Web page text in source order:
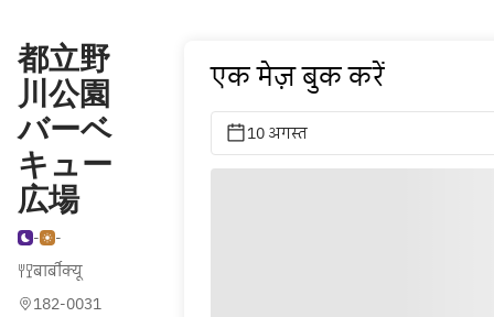
都立野
川公園
バーベ
キュー
広場
-
-
बार्बीक्यू
182-0031
एक मेज़ बुक करें
10 अगस्त